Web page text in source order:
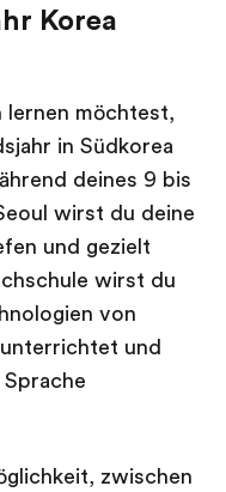
Korea
lernen möchtest,
in Südkorea
deines 9 bis
wirst du deine
und gezielt
wirst du
von
und
zwischen